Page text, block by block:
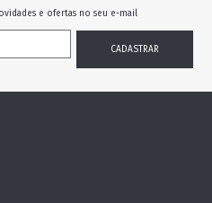
e ofertas no seu e-mail